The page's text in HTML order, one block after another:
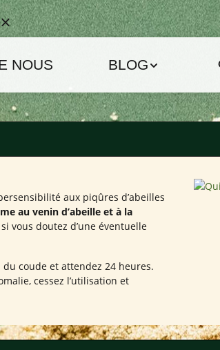
NOUS BLOG
aux piqûres d’abeilles
au venin d’abeille et à la
vous doutez d’une éventuelle
coude et attendez 24 heures.
cessez l’utilisation et